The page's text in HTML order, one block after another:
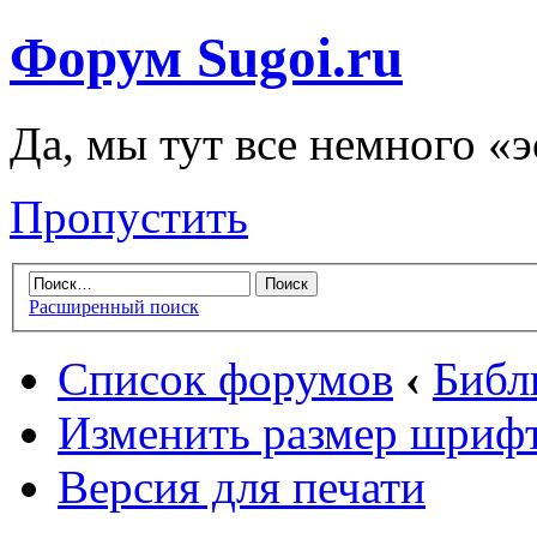
Форум Sugoi.ru
Да, мы тут все немного
Пропустить
Расширенный поиск
Список форумов ‹
Изменить размер
Версия для печати